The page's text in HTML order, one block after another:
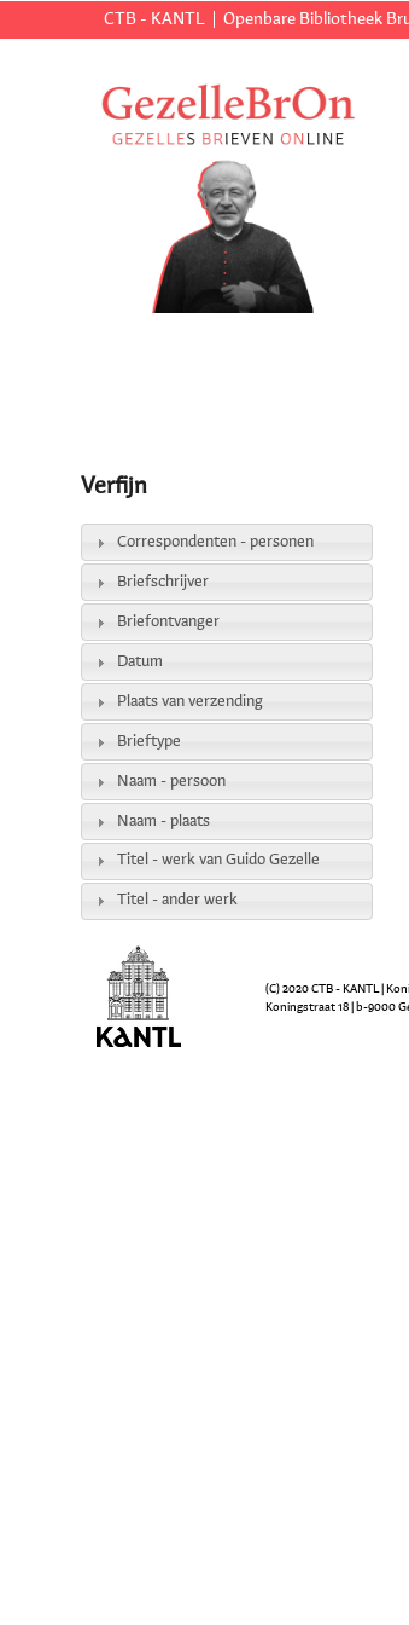
CTB - KANTL Openbare Bibliotheek
Verfijn
Correspondenten - personen
Briefschrijver
Briefontvanger
Datum
Plaats van verzending
Brieftype
Naam - persoon
Naam - plaats
Titel - werk van Guido Gezelle
Titel - ander werk
(C) 2020 CTB - KANTL |
Koningstraat 18 | b-9000